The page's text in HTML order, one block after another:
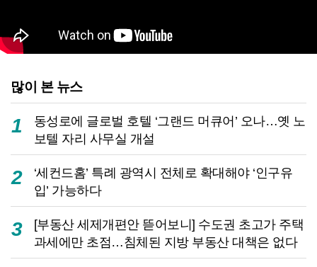
많이 본 뉴스
1
동성로에 글로벌 호텔 ‘그랜드 머큐어’ 오나…옛 노
보텔 자리 사무실 개설
2
‘세컨드홈’ 특례 광역시 전체로 확대해야 ‘인구유
입’ 가능하다
3
[부동산 세제개편안 뜯어보니] 수도권 초고가 주택
과세에만 초점…침체된 지방 부동산 대책은 없다